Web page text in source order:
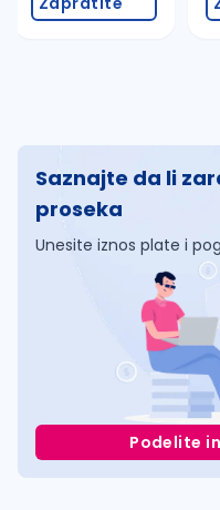
Saznajte da li
proseka
Unesite iznos plate i
Podelite